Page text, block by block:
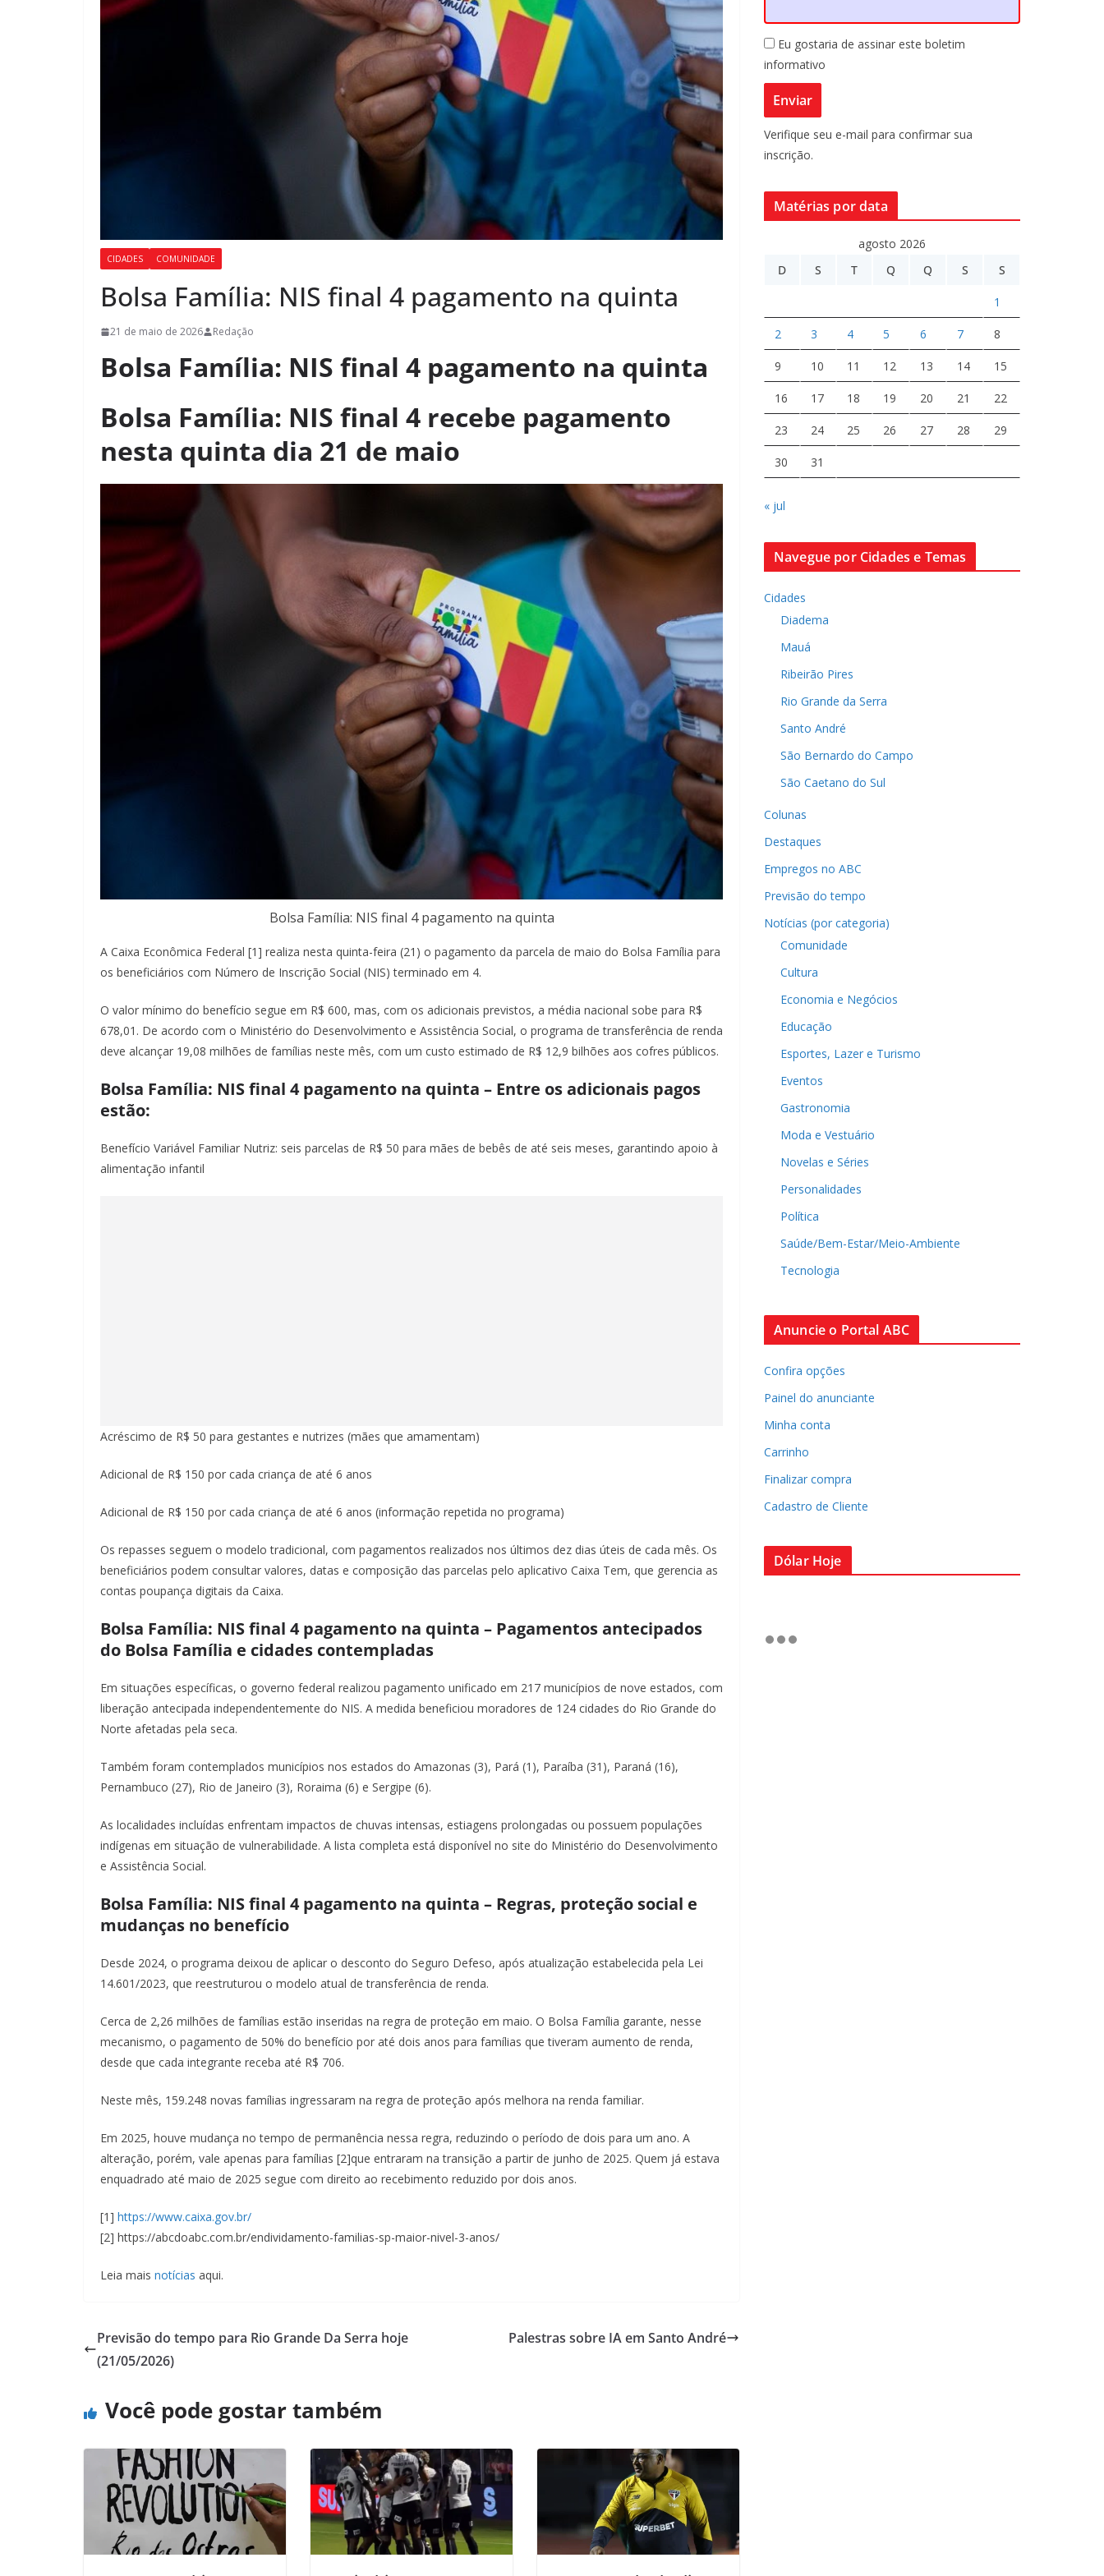
CIDADES COMUNIDADE
Bolsa Família: NIS final 4 pagamento na quinta
21 de maio de 2026 Redação
Bolsa Família: NIS final 4 pagamento na quinta
Bolsa Família: NIS final 4 recebe pagamento
nesta quinta dia 21 de maio
Bolsa Família: NIS final 4 pagamento na quinta
A Caixa Econômica Federal [1] realiza nesta quinta-feira (21) o pagamento da parcela de maio do Bolsa Família para
os beneficiários com Número de Inscrição Social (NIS) terminado em 4.
O valor mínimo do benefício segue em R$ 600, mas, com os adicionais previstos, a média nacional sobe para R$
678,01. De acordo com o Ministério do Desenvolvimento e Assistência Social, o programa de transferência de renda
deve alcançar 19,08 milhões de famílias neste mês, com um custo estimado de R$ 12,9 bilhões aos cofres públicos.
Bolsa Família: NIS final 4 pagamento na quinta – Entre os adicionais pagos
estão:
Benefício Variável Familiar Nutriz: seis parcelas de R$ 50 para mães de bebês de até seis meses, garantindo apoio à
alimentação infantil
Acréscimo de R$ 50 para gestantes e nutrizes (mães que amamentam)
Adicional de R$ 150 por cada criança de até 6 anos
Adicional de R$ 150 por cada criança de até 6 anos (informação repetida no programa)
Os repasses seguem o modelo tradicional, com pagamentos realizados nos últimos dez dias úteis de cada mês. Os
beneficiários podem consultar valores, datas e composição das parcelas pelo aplicativo Caixa Tem, que gerencia as
contas poupança digitais da Caixa.
Bolsa Família: NIS final 4 pagamento na quinta – Pagamentos antecipados
do Bolsa Família e cidades contempladas
Em situações específicas, o governo federal realizou pagamento unificado em 217 municípios de nove estados, com
liberação antecipada independentemente do NIS. A medida beneficiou moradores de 124 cidades do Rio Grande do
Norte afetadas pela seca.
Também foram contemplados municípios nos estados do Amazonas (3), Pará (1), Paraíba (31), Paraná (16),
Pernambuco (27), Rio de Janeiro (3), Roraima (6) e Sergipe (6).
As localidades incluídas enfrentam impactos de chuvas intensas, estiagens prolongadas ou possuem populações
indígenas em situação de vulnerabilidade. A lista completa está disponível no site do Ministério do Desenvolvimento
e Assistência Social.
Bolsa Família: NIS final 4 pagamento na quinta – Regras, proteção social e
mudanças no benefício
Desde 2024, o programa deixou de aplicar o desconto do Seguro Defeso, após atualização estabelecida pela Lei
14.601/2023, que reestruturou o modelo atual de transferência de renda.
Cerca de 2,26 milhões de famílias estão inseridas na regra de proteção em maio. O Bolsa Família garante, nesse
mecanismo, o pagamento de 50% do benefício por até dois anos para famílias que tiveram aumento de renda,
desde que cada integrante receba até R$ 706.
Neste mês, 159.248 novas famílias ingressaram na regra de proteção após melhora na renda familiar.
Em 2025, houve mudança no tempo de permanência nessa regra, reduzindo o período de dois para um ano. A
alteração, porém, vale apenas para famílias [2]que entraram na transição a partir de junho de 2025. Quem já estava
enquadrado até maio de 2025 segue com direito ao recebimento reduzido por dois anos.
[1] https://www.caixa.gov.br/
[2] https://abcdoabc.com.br/endividamento-familias-sp-maior-nivel-3-anos/
Leia mais notícias aqui.
Previsão do tempo para Rio Grande Da Serra hoje
(21/05/2026)
Palestras sobre IA em Santo André
Você pode gostar também
Eu gostaria de assinar este boletim
informativo
Verifique seu e-mail para confirmar sua
inscrição.
Matérias por data
agosto 2026
D
S T Q Q S S
1
2 3 4 5 6 7 8
9 10 11 12 13 14 15
16 17 18 19 20 21 22
23 24 25 26 27 28 29
30 31
« jul
Navegue por Cidades e Temas
Cidades
Diadema
Mauá
Ribeirão Pires
Rio Grande da Serra
Santo André
São Bernardo do Campo
São Caetano do Sul
Colunas
Destaques
Empregos no ABC
Previsão do tempo
Notícias (por categoria)
Comunidade
Cultura
Economia e Negócios
Educação
Esportes, Lazer e Turismo
Eventos
Gastronomia
Moda e Vestuário
Novelas e Séries
Personalidades
Política
Saúde/Bem-Estar/Meio-Ambiente
Tecnologia
Anuncie o Portal ABC
Confira opções
Painel do anunciante
Minha conta
Carrinho
Finalizar compra
Cadastro de Cliente
Dólar Hoje